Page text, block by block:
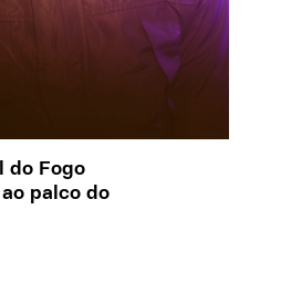
do Fogo
palco do